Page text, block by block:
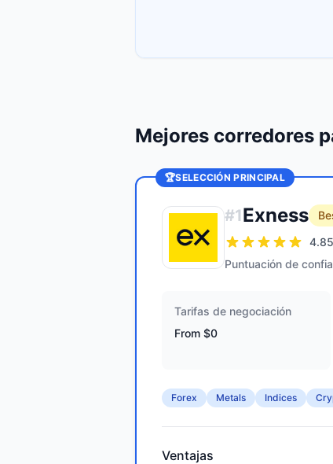
Mejores corredores
🏆SELECCIÓN PRINCIPAL
#1Exness
4.85
Puntuación de
Tarifas de negociación
From $0
Forex Metals Indices
Ventajas